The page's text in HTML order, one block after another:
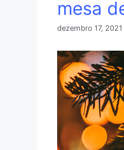
mesa
dezembro 17, 2021